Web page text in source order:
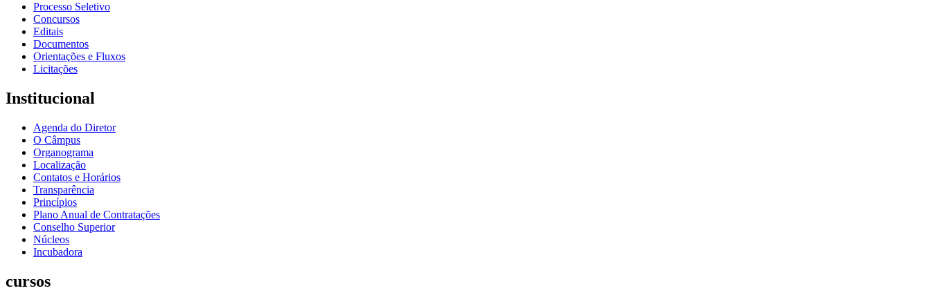
Processo Seletivo
Concursos
Editais
Documentos
Orientações e Fluxos
Licitações
Institucional
Agenda do Diretor
O Câmpus
Organograma
Localização
Contatos e Horários
Transparência
Princípios
Plano Anual de Contratações
Conselho Superior
Núcleos
Incubadora
cursos